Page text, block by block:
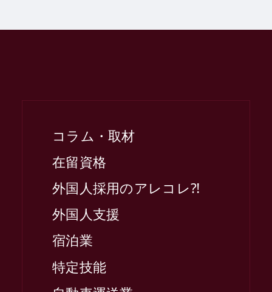
コラム・取材
在留資格
外国人採用のアレコレ⁈
外国人支援
宿泊業
特定技能